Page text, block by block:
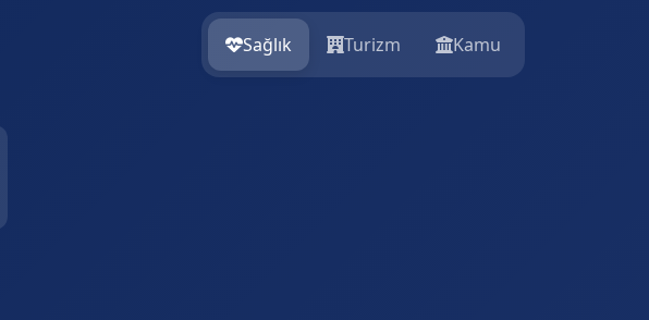
Sağlık Turizm Kamu